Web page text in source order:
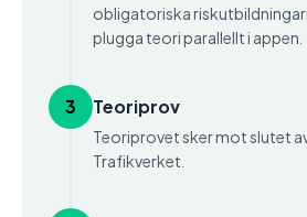
obligatoriska
plugga teori parallellt i appen.
3 Teoriprov
Teoriprovet sker mot slutet
Trafikverket.